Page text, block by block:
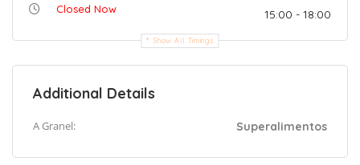
Closed Now 15:00 - 18:00
Show All Timings
Additional Details
A Granel: Superalimentos